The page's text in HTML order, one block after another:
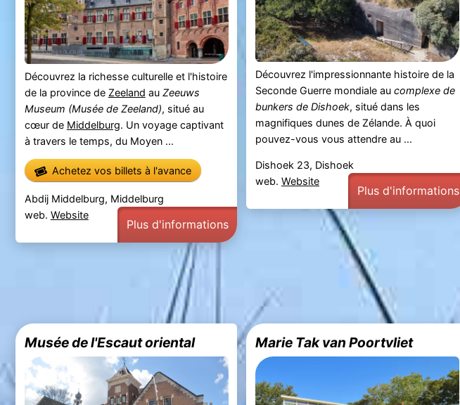
Découvrez la richesse culturelle et l'histoire
de la province de Zeeland au Zeeuws
Museum (Musée de Zeeland), situé au
cœur de Middelburg. Un voyage captivant
à travers le temps, du Moyen ...
Achetez vos billets à l'avance
Abdij Middelburg, Middelburg
web. Website
Plus d'informations
Découvrez l'impressionnante histoire de la
Seconde Guerre mondiale au complexe de
bunkers de Dishoek, situé dans les
magnifiques dunes de Zélande. À quoi
pouvez-vous vous attendre au ...
Dishoek 23, Dishoek
web. Website
Plus d'informations
Musée de l'Escaut oriental Marie Tak van Poortvliet